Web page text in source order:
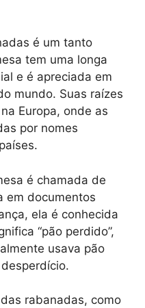
é um tanto
tem uma longa
e é apreciada em
mundo. Suas raízes
Europa, onde as
por nomes
é chamada de
em documentos
ela é conhecida
“pão perdido”,
usava pão
rabanadas, como